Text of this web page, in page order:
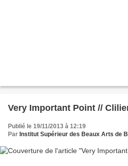
Very Important Point //
Publié le 19/11/2013 à 12:19
Par Institut Supérieur des Beaux Arts de